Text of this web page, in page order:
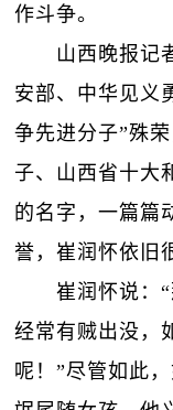
作斗争。
山西晚报记者
安部、中华见义
争先进分子”殊
子、山西省十大
的名字，一篇篇
誉，崔润怀依旧
崔润怀说：“
经常有贼出没，
呢！”尽管如此